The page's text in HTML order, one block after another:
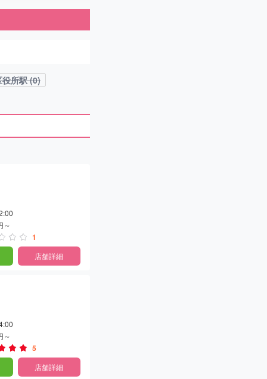
役所駅 (0)
～
1
店舗詳細
～
5
店舗詳細